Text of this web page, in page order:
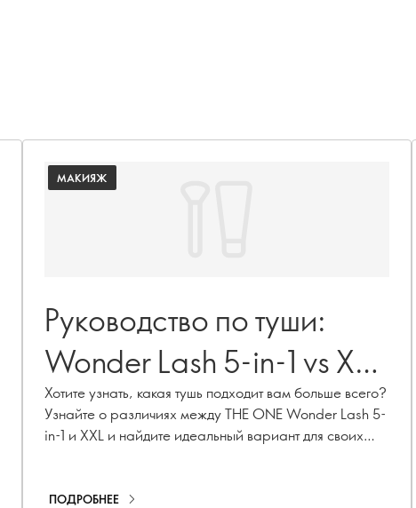
МАКИЯЖ
Руководство по туши:
Wonder Lash 5-in-1 vs XXL
– какая подходит вам?
Хотите узнать, какая тушь подходит вам больше всего?
Узнайте о различиях между THE ONE Wonder Lash 5-
in-1 и XXL и найдите идеальный вариант для своих
ПОДРОБНЕЕ